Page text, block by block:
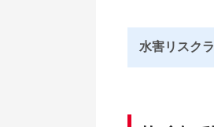
水害リスク